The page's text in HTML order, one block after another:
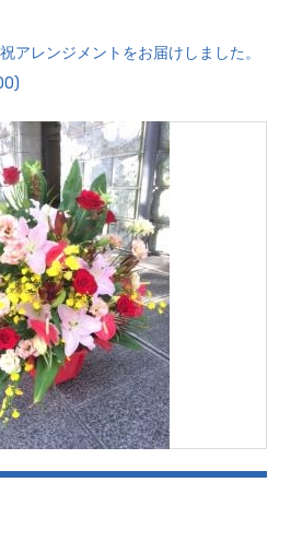
ン
アレンジメントをお届けしました。